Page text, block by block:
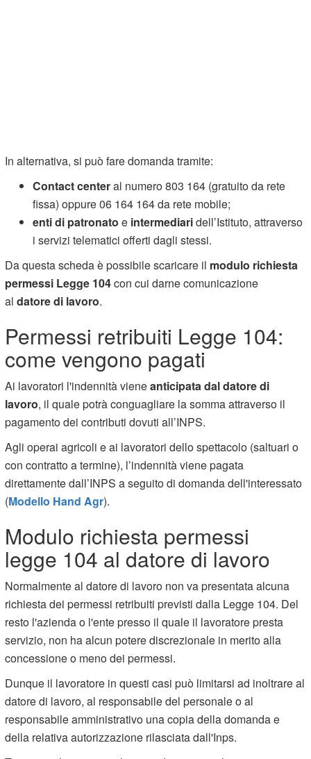
In alternativa, si può fare domanda tramite:
Contact centeral numero 803 164 (gratuito da rete
fissa) oppure 06 164 164 da rete mobile;
enti di patronato e intermediaridell’Istituto, attraverso
i servizi telematici offerti dagli stessi.
Da questa scheda è possibile scaricare il modulo richiesta
permessi Legge 104con cui darne comunicazione
aldatore di lavoro.
Permessi retribuiti Legge 104:
come vengono pagati
Ai lavoratori l'indennità vieneanticipata dal datore di
lavoro, il quale potrà conguagliare la somma attraverso il
pagamento dei contributi dovuti all’INPS.
Agli operai agricoli e ai lavoratori dello spettacolo (saltuari o
con contratto a termine), l’indennità viene pagata
direttamente dall’INPS a seguito di domanda dell'interessato
(Modello Hand Agr).
Modulo richiesta permessi
legge 104 al datore di lavoro
Normalmente al datore di lavoro non va presentata alcuna
richiesta dei permessi retribuiti previsti dalla Legge 104. Del
resto l'azienda o l'ente presso il quale il lavoratore presta
servizio, non ha alcun potere discrezionale in merito alla
concessione o meno dei permessi.
Dunque il lavoratore in questi casi può limitarsi ad inoltrare al
datore di lavoro, al responsabile del personale o al
responsabile amministrativo una copia della domanda e
della relativa autorizzazione rilasciata dall'Inps.